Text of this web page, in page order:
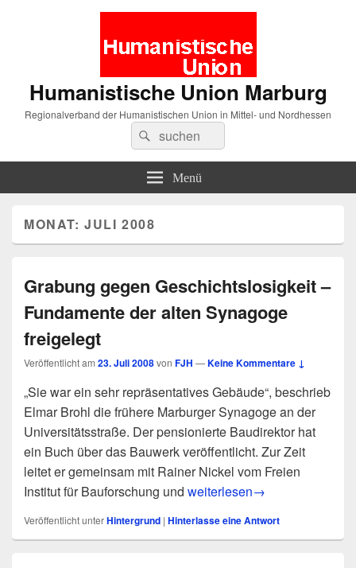
Humanistische Union Marburg
Regionalverband der Humanistischen Union in Mittel- und Nordhessen
Suche
nach:
Suchen
Menü
MONAT:JULI 2008
Grabung gegen Geschichtslosigkeit –
Fundamente der alten Synagoge
freigelegt
Veröffentlicht am 23. Juli 2008von FJH —Keine Kommentare ↓
„Sie war ein sehr repräsentatives Gebäude“, beschrieb
Elmar Brohl die frühere Marburger Synagoge an der
Universitätsstraße. Der pensionierte Baudirektor hat
ein Buch über das Bauwerk veröffentlicht. Zur Zeit
leitet er gemeinsam mit Rainer Nickel vom Freien
Institut für Bauforschung und Grabung gegen
weiterlesen→
Veröffentlicht unterHintergrund | Hinterlasse eine Antwort